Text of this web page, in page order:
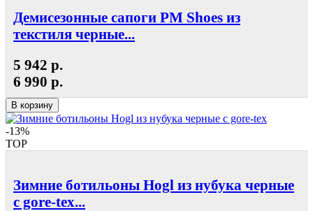
Демисезонные сапоги РМ Shoes из
текстиля черные...
5 942 р.
6 990 р.
В корзину
-13%
TOP
Зимние ботильоны Hogl из нубука черные
с gore-tex...